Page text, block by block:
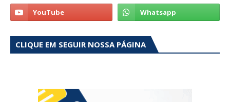
CLIQUE EM SEGUIR NOSSA PÁGINA